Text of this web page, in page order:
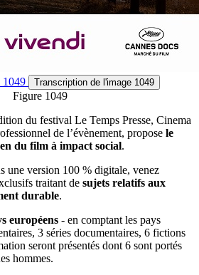
1049 Transcription de l'image 1049
Figure 1049
du festival Le Temps Presse, Cinema
de l’évènement, propose le
du film à impact social.
une version 100 % digitale, venez
traitant de sujets relatifs aux
durable.
européens - en comptant les pays
3 séries documentaires, 6 fictions
seront présentés dont 6 sont portés
hommes.